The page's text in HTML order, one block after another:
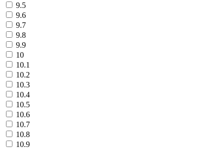
9.5
9.6
9.7
9.8
9.9
10
10.1
10.2
10.3
10.4
10.5
10.6
10.7
10.8
10.9